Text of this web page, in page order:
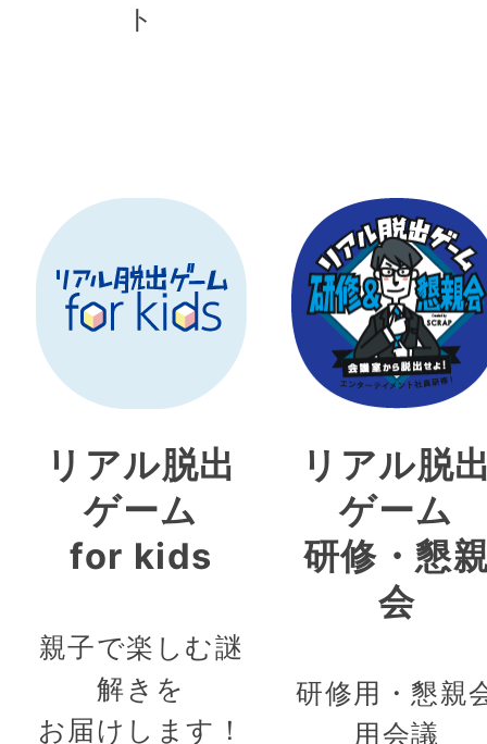
ト
リアル脱出
ゲーム
for kids
親子で楽しむ謎
解きを
お届けします！
リアル脱
ゲーム
研修・懇
会
研修用・懇親
用会議